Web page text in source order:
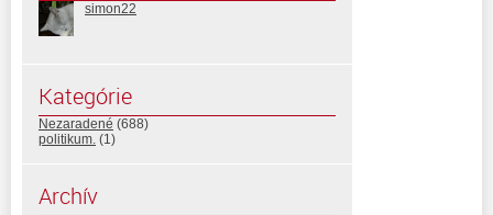
simon22
Kategórie
Nezaradené (688)
politikum. (1)
Archív